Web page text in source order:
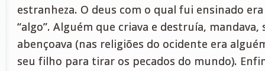
estranheza. O deus com o qual fui ensinado era
“algo”. Alguém que criava e destruía, mandava,
abençoava (nas religiões do ocidente era
seu filho para tirar os pecados do mundo).